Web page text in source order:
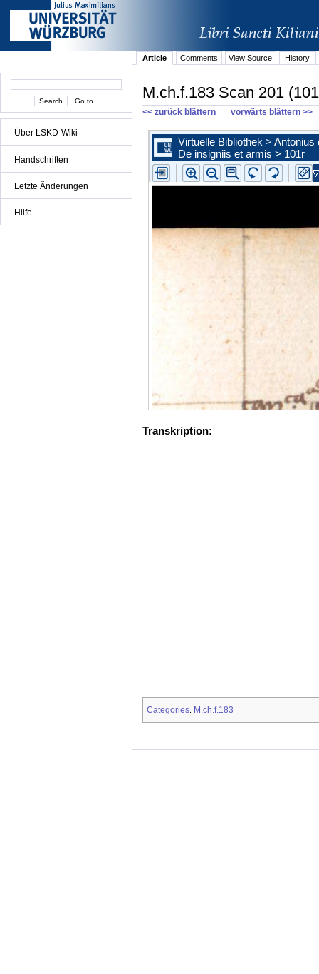
Über LSKD-Wiki
Handschriften
Letzte Änderungen
Hilfe
Article Comments View Source History
M.ch.f.183 Scan 201
<< zurück blättern vorwärts blättern >>
Transkription:
Categories: M.ch.f.183